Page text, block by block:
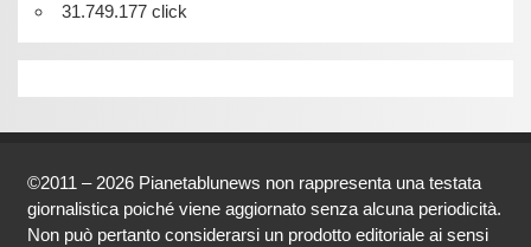
31.749.177 click
©2011 – 2026 Pianetablunews non rappresenta una testata
giornalistica poiché viene aggiornato senza alcuna periodicità.
Non può pertanto considerarsi un prodotto editoriale ai sensi